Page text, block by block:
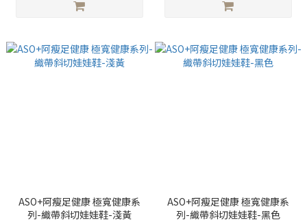
ASO+阿瘦足健康 極寬健康系
列-織帶斜切娃娃鞋-淺黃
ASO+阿瘦足健康 極寬健康系
列-織帶斜切娃娃鞋-黑色